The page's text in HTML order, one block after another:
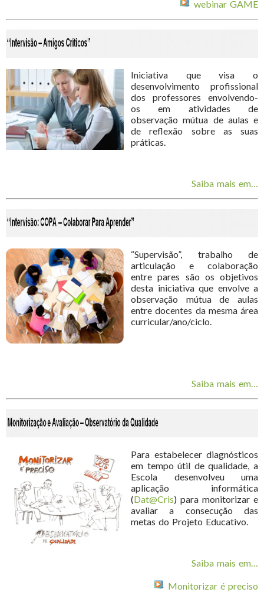
webinar GAME
Iniciativa que visa o
desenvolvimento profissional
dos professores envolvendo-
os em atividades de
observação mútua de aulas e
de reflexão sobre as suas
práticas.
Saiba mais em…
“Supervisão”, trabalho de
articulação e colaboração
entre pares são os objetivos
desta iniciativa que envolve a
observação mútua de aulas
entre docentes da mesma área
curricular/ano/ciclo.
Saiba mais em…
Para estabelecer diagnósticos
em tempo útil de qualidade, a
Escola desenvolveu uma
aplicação informática
(Dat@Cris) para monitorizar e
avaliar a consecução das
metas do Projeto Educativo.
Saiba mais em…
Monitorizar é preciso